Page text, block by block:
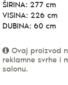
ŠIRINA: 277 cm
VISINA: 226 cm
DUBINA: 60 cm
Ovaj proizvod
reklamne svrhe i
salonu.